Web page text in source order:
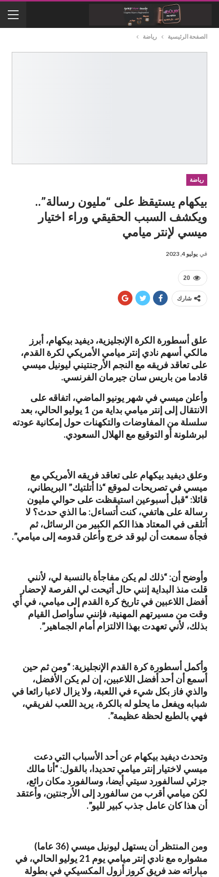
الصفحة الرئيسية رياضة
رياضة
بيكهام يستيقظ على “مليون رسالة”..
ويكشف السبب الحقيقي وراء اختيار
ميسي لإنتر ميامي
في يوليو 4, 2023
20
شارك
علق أسطورة الكرة الإنجليزية، ديفيد بيكهام، أبرز
مالكي أسهم نادي إنتر ميامي الأمريكي لكرة القدم،
على تعاقد فريقه مع النجم الأرجنتيني ليونيل ميسي
قادما من باريس سان جيرمان الفرنسي.
وأعلن ميسي في شهر يونيو الماضي، اتفاقه على
الانتقال إلى إنتر ميامي بداية من 1 يوليو الحالي، بعد
سلسلة من المفاوضات والتكهنات حول إمكانية عودته
لبرشلونة أو التوقيع مع الهلال السعودي.
وعلق ديفيد بيكهام على تعاقد فريقه الأمريكي مع
ميسي في تصريحات لموقع “ذا أتلتيك” البريطاني،
قائلا: “قبل أسبوعين استيقظت على حوالي مليون
رسالة على هاتفي، كنت أتساءل: ما الذي حدث؟ لا
أتلقى في المعتاد هذا الكم الكبير من الرسائل، ثم
فجأة سمعت أن ليو قد خرج وأعلن قدومه إلى ميامي”.
وأوضح أن: “ذلك لم يكن مفاجأة بالنسبة لي، لأنني
قلت منذ البداية إنني حال أتيحت لي الفرصة لإحضار
أفضل اللاعبين في تاريخ كرة القدم إلى ميامي، في أي
وقت من مسيرتهم المهنية، فإنني سأواصل القيام
بذلك، لأني تعهدت بهذا الالتزام أمام الجماهير”.
وأكمل أسطورة كرة القدم الإنجليزية: “ومن ثم حين
أسمع أن أحد أفضل اللاعبين، إن لم يكن الأفضل،
والذي فاز بكل شيء في اللعبة، ولا يزال لاعبا رائعا في
شبابه ويفعل ما يحلو له بالكرة، يريد اللعب لفريقي،
فهي بالطبع لحظة عظيمة”.
وتحدث ديفيد بيكهام عن أحد الأسباب التي دعت
ميسي لاختيار إنتر ميامي تحديدا، بالقول: “أنا مالك
جزئي لسالفورد سيتي أيضا، وسالفورد مكان رائع،
لكن ميامي أقرب من سالفورد إلى الأرجنتين، وأعتقد
أن هذا كان عامل جذب كبير لليو”.
ومن المنتظر أن يستهل ليونيل ميسي (36 عاما)
مشواره مع نادي إنتر ميامي يوم 21 يوليو الحالي، في
مباراته ضد فريق كروز أزول المكسيكي في بطولة